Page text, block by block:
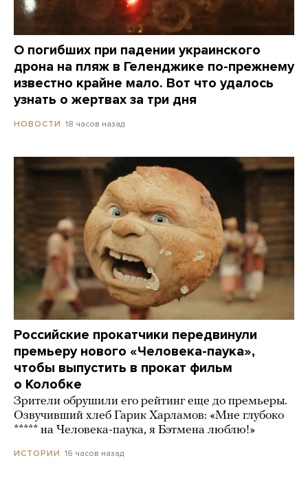
О погибших при падении украинского
дрона на пляж в Геленджике по-прежнему
известно крайне мало. Вот что удалось
узнать о жертвах за три дня
НОВОСТИ 18 часов назад
Российские прокатчики передвинули
премьеру нового «Человека-паука»,
чтобы выпустить в прокат фильм
о Колобке
Зрители обрушили его рейтинг еще до премьеры.
Озвучивший хлеб Гарик Харламов: «Мне глубоко
***** на Человека-паука, я Бэтмена люблю!»
ИСТОРИИ 16 часов назад